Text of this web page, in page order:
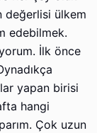
değerlisi ülkem
edebilmek.
İlk önce
yapan birisi
hangi
Çok uzun